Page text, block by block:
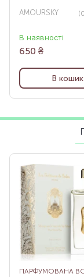
AMOURSKY (0
В наявності
650 ₴
В кошик
ПАРФУМОВАНА